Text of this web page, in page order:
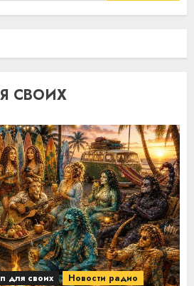
СВОИХ
для своих Новости радио